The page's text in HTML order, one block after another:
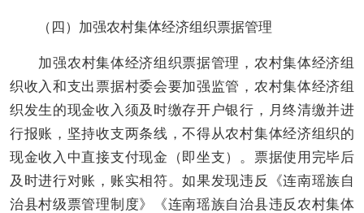
（ 四 ） 加强农村集体经济组织票据管理
加强农村集体经济组织票据管理， 农村集体经济组
织收入和支出票据村委会要加强监管， 农村集体经济组
织发生的现金收入须及时缴存开户银行，月终清缴并进
行报账，坚持收支两条线，不得从农村集体经济组织的
现金收入中直接支付现金（即坐支）。票据使用完毕后
及时进行对账，账实相符。如果发现违反《连南瑶族自
治县村级票管理制度》《连南瑶族自治县违反农村集体